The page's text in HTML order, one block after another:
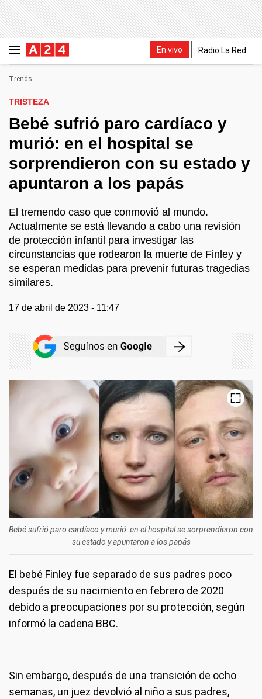
En vivo Radio La Red
Trends
TRISTEZA
Bebé sufrió paro cardíaco y
murió: en el hospital se
sorprendieron con su estado y
apuntaron a los papás
El tremendo caso que conmovió al mundo.
Actualmente se está llevando a cabo una revisión
de protección infantil para investigar las
circunstancias que rodearon la muerte de Finley y
se esperan medidas para prevenir futuras tragedias
similares.
17 de abril de 2023 - 11:47
Bebé sufrió paro cardíaco y murió: en el hospital se sorprendieron con
su estado y apuntaron a los papás
El bebé Finley fue separado de sus padres poco
después de su nacimiento en febrero de 2020
debido a preocupaciones por su protección, según
informó la cadena BBC.
Sin embargo, después de una transición de ocho
semanas, un juez devolvió al niño a sus padres,